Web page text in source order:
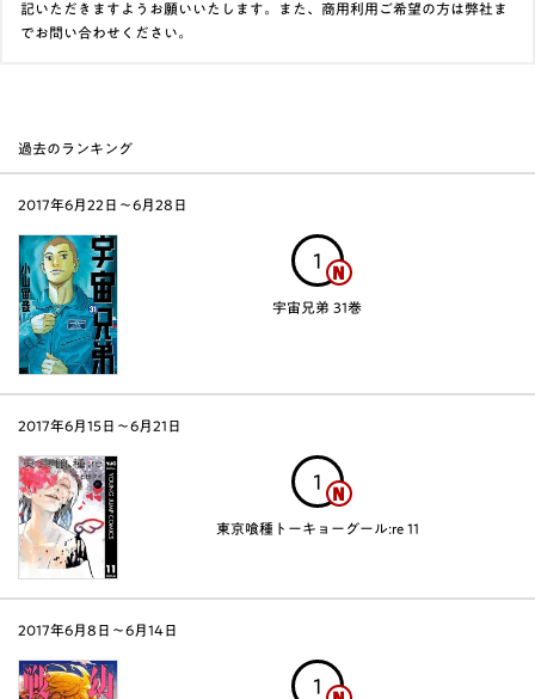
記いただきますようお願いいたします。また、商用利用ご希望の方は弊社ま
でお問い合わせください。
過去のランキング
2017年6月22日〜6月28日
1
宇宙兄弟 31巻
2017年6月15日〜6月21日
1
東京喰種トーキョーグール:re 11
2017年6月8日〜6月14日
1